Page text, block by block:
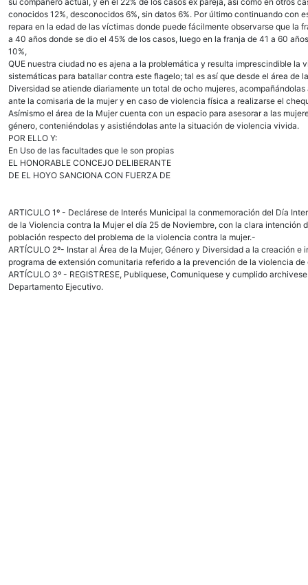
conocidos 12%, desconocidos 6%, sin datos 6%. Por último continuando con
repara en la edad de las víctimas donde puede fácilmente observarse que la
a 40 años donde se dio el 45% de los casos, luego en la franja de 41 a 60
10%,
QUE nuestra ciudad no es ajena a la problemática y resulta imprescindible la
sistemáticas para batallar contra este flagelo; tal es así que desde el área de
Diversidad se atiende diariamente un total de ocho mujeres,
ante la comisaria de la mujer y en caso de violencia física a realizarse el
Asímismo el área de la Mujer cuenta con un espacio para asesorar a las
género, conteniéndolas y asistiéndolas ante la situación de violencia vivida.
POR ELLO Y:
En Uso de las facultades que le son propias
EL HONORABLE CONCEJO DELIBERANTE
DE EL HOYO SANCIONA CON FUERZA DE
ARTICULO 1º - Declárese de Interés Municipal la conmemoración del Día
de la Violencia contra la Mujer el día 25 de Noviembre, con la clara intención
población respecto del problema de la violencia contra la mujer.-
ARTÍCULO 2º- Instar al Área de la Mujer, Género y Diversidad a la creación e
programa de extensión comunitaria referido a la prevención de la violencia de
ARTÍCULO 3º - REGISTRESE, Publiquese, Comuniquese y cumplido
Departamento Ejecutivo.